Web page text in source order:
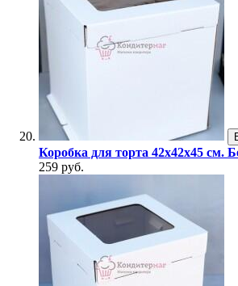
Коробка для торта 42х42х45 см.
259 руб.